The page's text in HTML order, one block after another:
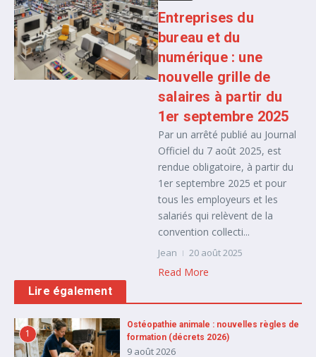
Entreprises du
bureau et du
numérique : une
nouvelle grille de
salaires à partir du
1er septembre 2025
Par un arrêté publié au Journal
Officiel du 7 août 2025, est
rendue obligatoire, à partir du
1er septembre 2025 et pour
tous les employeurs et les
salariés qui relèvent de la
convention collecti...
Jean 20 août 2025
Read More
Lire également
1
Ostéopathie animale : nouvelles règles de
formation (décrets 2026)
9 août 2026